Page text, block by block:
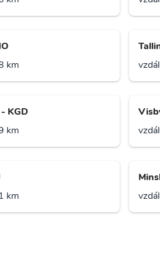
km
KGD
km
km